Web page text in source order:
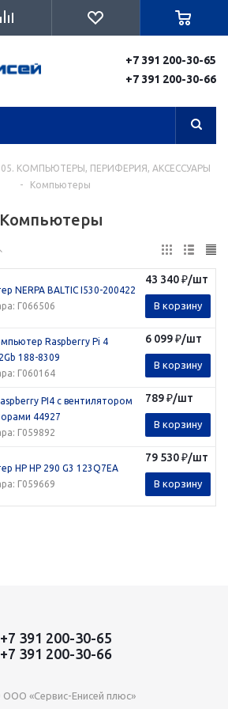
+7 391 200-30-65
+7 391 200-30-66
05. КОМПЬЮТЕРЫ, ПЕРИФЕРИЯ, АКСЕССУАРЫ
-
Компьютеры
Компьютеры
NERPA BALTIC I530-200422
: Г066506
43 340₽/шт
В корзину
Raspberry Pi 4
188-8309
: Г060164
6 099₽/шт
В корзину
PI4 с вентилятором
44927
: Г059892
789₽/шт
В корзину
HP HP 290 G3 123Q7EA
: Г059669
79 530₽/шт
В корзину
+7 391 200-30-65
+7 391 200-30-66
ООО «Сервис-Енисей плюс»